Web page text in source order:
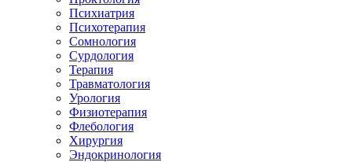
Психиатрия
Психотерапия
Сомнология
Сурдология
Терапия
Травматология
Урология
Физиотерапия
Флебология
Хирургия
Эндокринология